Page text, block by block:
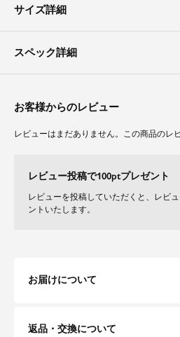
【二の腕】【バスト】【ウエスト】
Aラインシルエットが身体のラインを拾う
素材
シルエットがキレイに出るような生地感に
が、素材の特徴としてご理解ください。
サイズ詳細
スペック詳細
お客様からのレビュー
レビューはまだありません。この商品のレ
レビュー投稿で100ptプレゼント
レビューを投稿していただくと、レビ
ントいたします。
お届けについて
返品・交換について